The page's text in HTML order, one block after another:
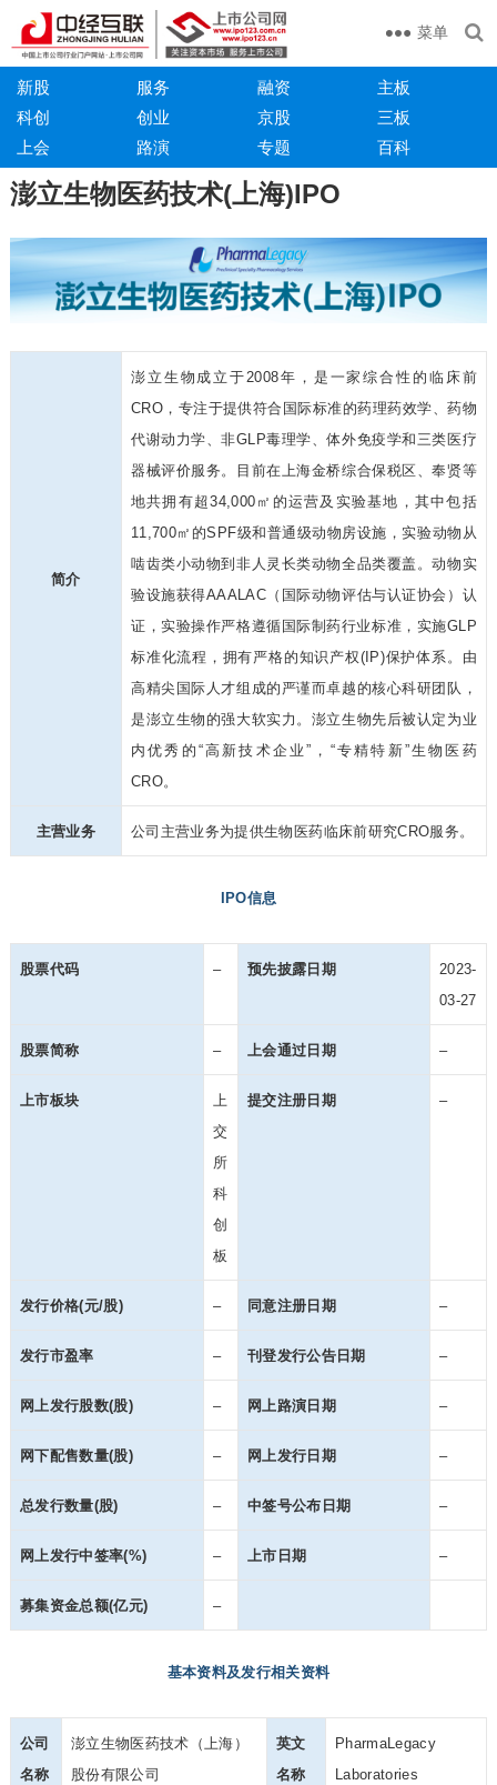
菜单
新股 服务 融资
主板
科创
创业 京股
三板
上会
路演 专题 百科
澎立生物医药技术(上海)IPO
简介
澎立生物成立于2008年，是一家综合性的临床前
CRO，专注于提供符合国际标准的药理药效学、药物
代谢动力学、非GLP毒理学、体外免疫学和三类医疗
器械评价服务。目前在上海金桥综合保税区、奉贤等
地共拥有超34,000㎡的运营及实验基地，其中包括
11,700㎡的SPF级和普通级动物房设施，实验动物从
啮齿类小动物到非人灵长类动物全品类覆盖。动物实
验设施获得AAALAC（国际动物评估与认证协会）认
证，实验操作严格遵循国际制药行业标准，实施GLP
标准化流程，拥有严格的知识产权(IP)保护体系。由
高精尖国际人才组成的严谨而卓越的核心科研团队，
是澎立生物的强大软实力。澎立生物先后被认定为业
内优秀的“高新技术企业”，“专精特新”生物医药
CRO。
主营业务 公司主营业务为提供生物医药临床前研究CRO服务。
IPO信息
股票代码 – 预先披露日期
2023-
03-27
股票简称 – 上会通过日期 –
上市板块
上
交
所
科
创
板
提交注册日期 –
发行价格(元/股) – 同意注册日期 –
发行市盈率 – 刊登发行公告日期 –
网上发行股数(股) – 网上路演日期 –
网下配售数量(股) – 网上发行日期 –
总发行数量(股) – 中签号公布日期 –
网上发行中签率(%) – 上市日期 –
募集资金总额(亿元) –
基本资料及发行相关资料
公司
名称
澎立生物医药技术（上海）
股份有限公司
英文
名称
PharmaLegacy
Laboratories